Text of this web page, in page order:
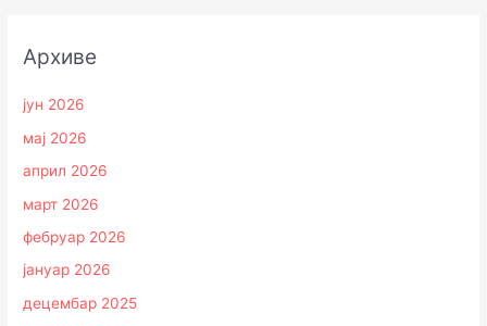
Архиве
јун 2026
мај 2026
април 2026
март 2026
фебруар 2026
јануар 2026
децембар 2025